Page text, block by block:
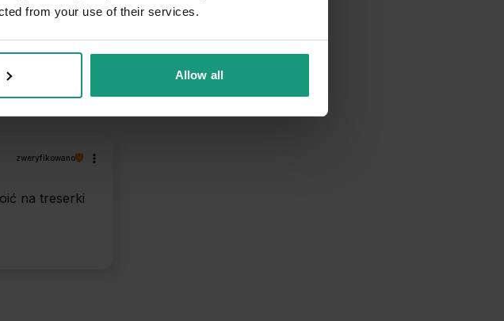
from your use of their services.
Allow all
aktywności
zweryfikowano
na treserki